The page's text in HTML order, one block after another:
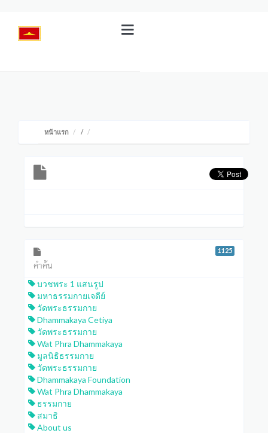
หน้าแรก /
คำค้น
1125
บวชพระ 1 แสนรูป
มหาธรรมกายเจดีย์
วัดพระธรรมกาย
Dhammakaya Cetiya
วัดพระธรรมกาย
Wat Phra Dhammakaya
มูลนิธิธรรมกาย
วัดพระธรรมกาย
Dhammakaya Foundation
Wat Phra Dhammakaya
ธรรมกาย
สมาธิ
About us